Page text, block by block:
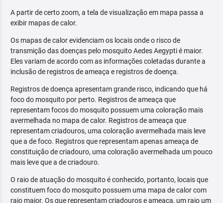
A partir de certo zoom, a tela de visualização em mapa passa a
exibir mapas de calor.
Os mapas de calor evidenciam os locais onde o risco de
transmição das doenças pelo mosquito Aedes Aegypti é maior.
Eles variam de acordo com as informações coletadas durante a
inclusão de registros de ameaça e registros de doença.
Registros de doença apresentam grande risco, indicando que há
foco do mosquito por perto. Registros de ameaça que
representam focos do mosquito possuem uma coloração mais
avermelhada no mapa de calor. Registros de ameaça que
representam criadouros, uma coloração avermelhada mais leve
que a de foco. Registros que representam apenas ameaça de
constituição de criadouro, uma coloração avermelhada um pouco
mais leve que a de criadouro.
O raio de atuação do mosquito é conhecido, portanto, locais que
constituem foco do mosquito possuem uma mapa de calor com
raio maior. Os que representam criadouros e ameaça, um raio um